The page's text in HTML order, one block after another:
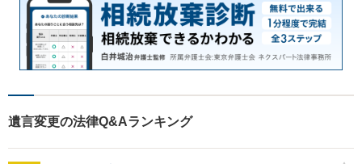
遺言変更の法律Q&Aランキング